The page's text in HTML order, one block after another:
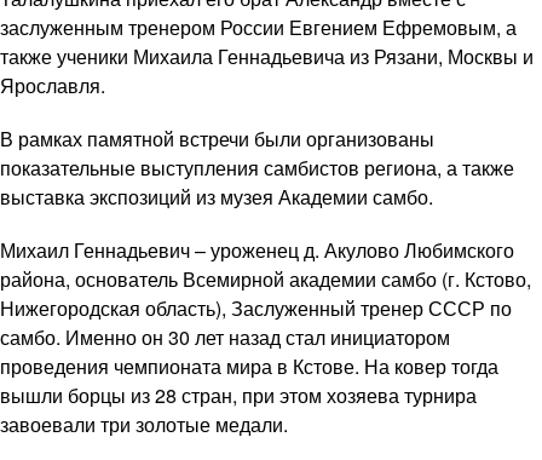
заслуженным тренером России Евгением Ефремовым, а
также ученики Михаила Геннадьевича из Рязани, Москвы и
Ярославля.
В рамках памятной встречи были организованы
показательные выступления самбистов региона, а также
выставка экспозиций из музея Академии самбо.
Михаил Геннадьевич – уроженец д. Акулово Любимского
района, основатель Всемирной академии самбо (г. Кстово,
Нижегородская область), Заслуженный тренер СССР по
самбо. Именно он 30 лет назад стал инициатором
проведения чемпионата мира в Кстове. На ковер тогда
вышли борцы из 28 стран, при этом хозяева турнира
завоевали три золотые медали.